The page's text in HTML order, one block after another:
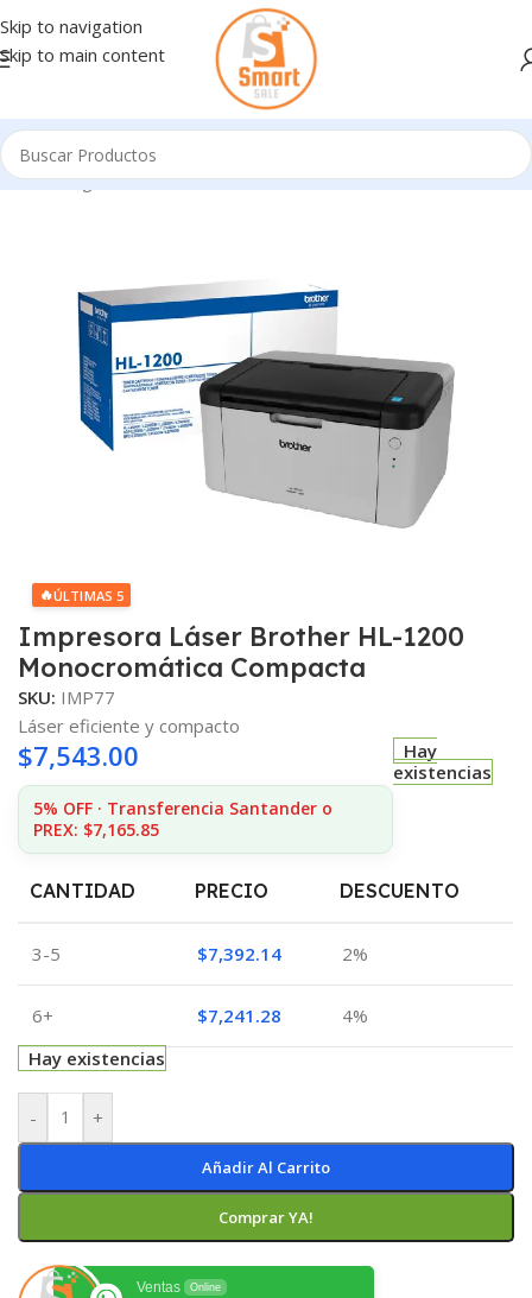
Skip to navigation
Skip to main content
Inicio/Ingresando
🔥ÚLTIMAS 5
Impresora Láser Brother HL-1200
Monocromática Compacta
SKU: IMP77
Láser eficiente y compacto
$7,543.00
5% OFF · Transferencia Santander o
PREX: $7,165.85
Hay
existencias
CANTIDAD PRECIO DESCUENTO
3-5 $7,392.14 2%
6+ $7,241.28
4%
Hay existencias
- +
Añadir Al Carrito
Comprar YA!
Ventas Online